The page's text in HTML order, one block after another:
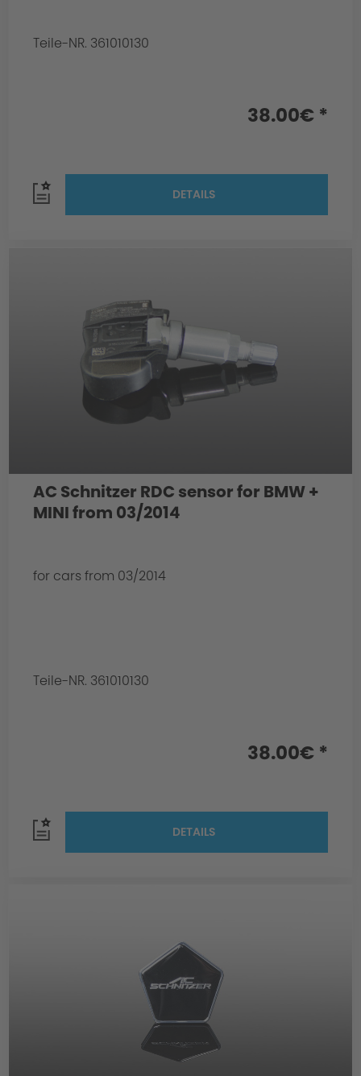
Teile-NR. 361010130
38.00€ *
DETAILS
AC Schnitzer RDC sensor for BMW +
MINI from 03/2014
for cars from 03/2014
Teile-NR. 361010130
38.00€ *
DETAILS